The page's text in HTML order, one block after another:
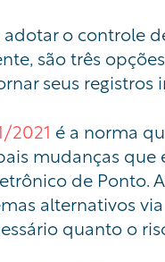
adotar o controle
são três
seus registros
2021 é a norma
mudanças
de
alternativos
quanto o